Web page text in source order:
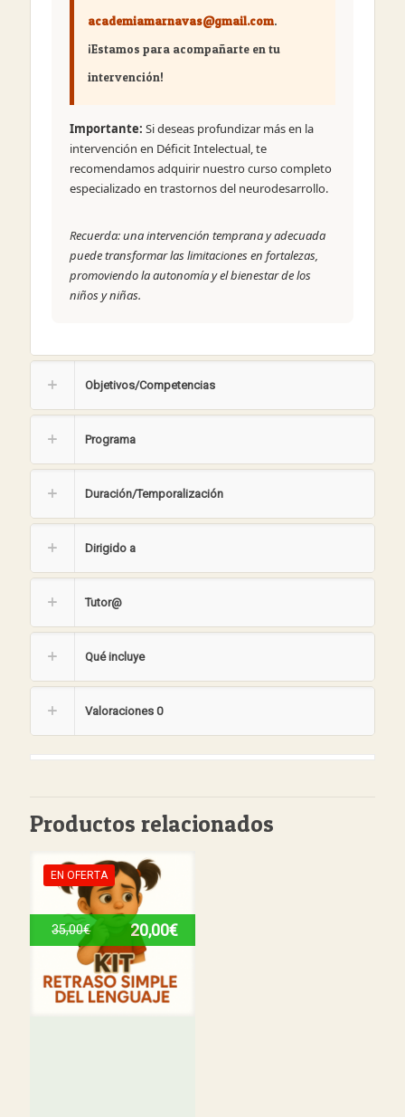
academiamarnavas@gmail.com.
¡Estamos para acompañarte en tu
intervención!
Importante: Si deseas profundizar más en la
intervención en Déficit Intelectual, te
recomendamos adquirir nuestro curso completo
especializado en trastornos del neurodesarrollo.
Recuerda: una intervención temprana y adecuada
puede transformar las limitaciones en fortalezas,
promoviendo la autonomía y el bienestar de los
niños y niñas.
Objetivos/Competencias
Programa
Duración/Temporalización
Dirigido a
Tutor@
Qué incluye
Valoraciones 0
Productos relacionados
EN OFERTA
35,00€ 20,00€